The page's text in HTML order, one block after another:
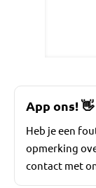
App ons!👋
Heb je een
opmerking
contact met